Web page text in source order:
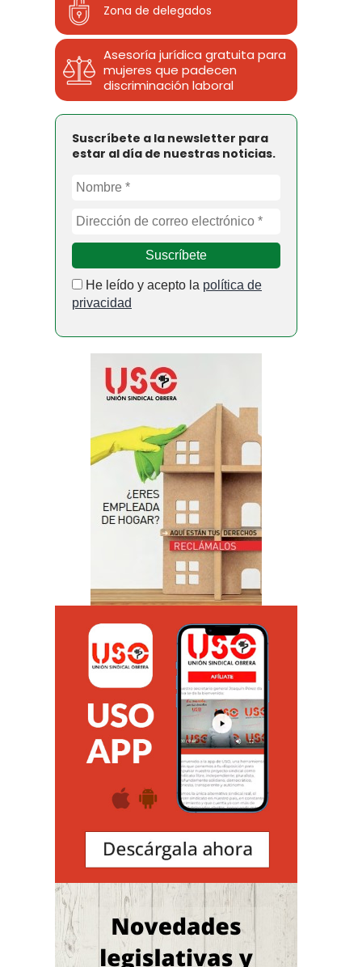
Zona de delegados
Asesoría jurídica gratuita para
mujeres que padecen
discriminación laboral
Suscríbete a la newsletter para
estar al día de nuestras noticias.
He leído y acepto la política de
privacidad